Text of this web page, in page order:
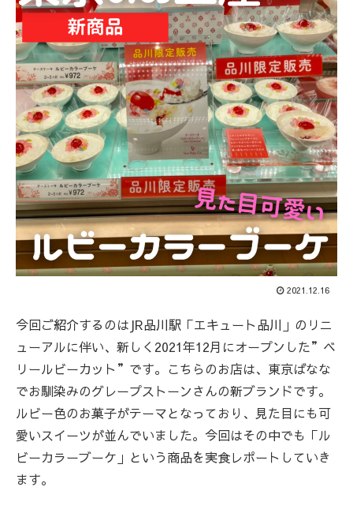
2021.12.16
今回ご紹介するのはJR品川駅「エキュート品川」のリニ
ューアルに伴い、新しく2021年12月にオープンした”ベ
リールビーカット”です。こちらのお店は、東京ばなな
でお馴染みのグレープストーンさんの新ブランドです。
ルビー色のお菓子がテーマとなっており、見た目にも可
愛いスイーツが並んでいました。今回はその中でも「ル
ビーカラーブーケ」という商品を実食レポートしていき
ます。